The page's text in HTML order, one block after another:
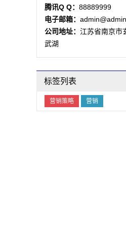
腾讯Q Q： 88889999
电子邮箱：
公司地址： 江苏省南京市
武湖
标签列表
营销策略 营销